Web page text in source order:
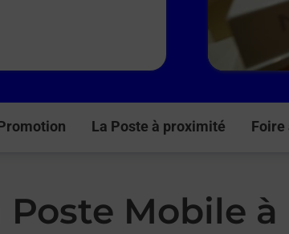
La Poste à proximité Foire
Mobile à